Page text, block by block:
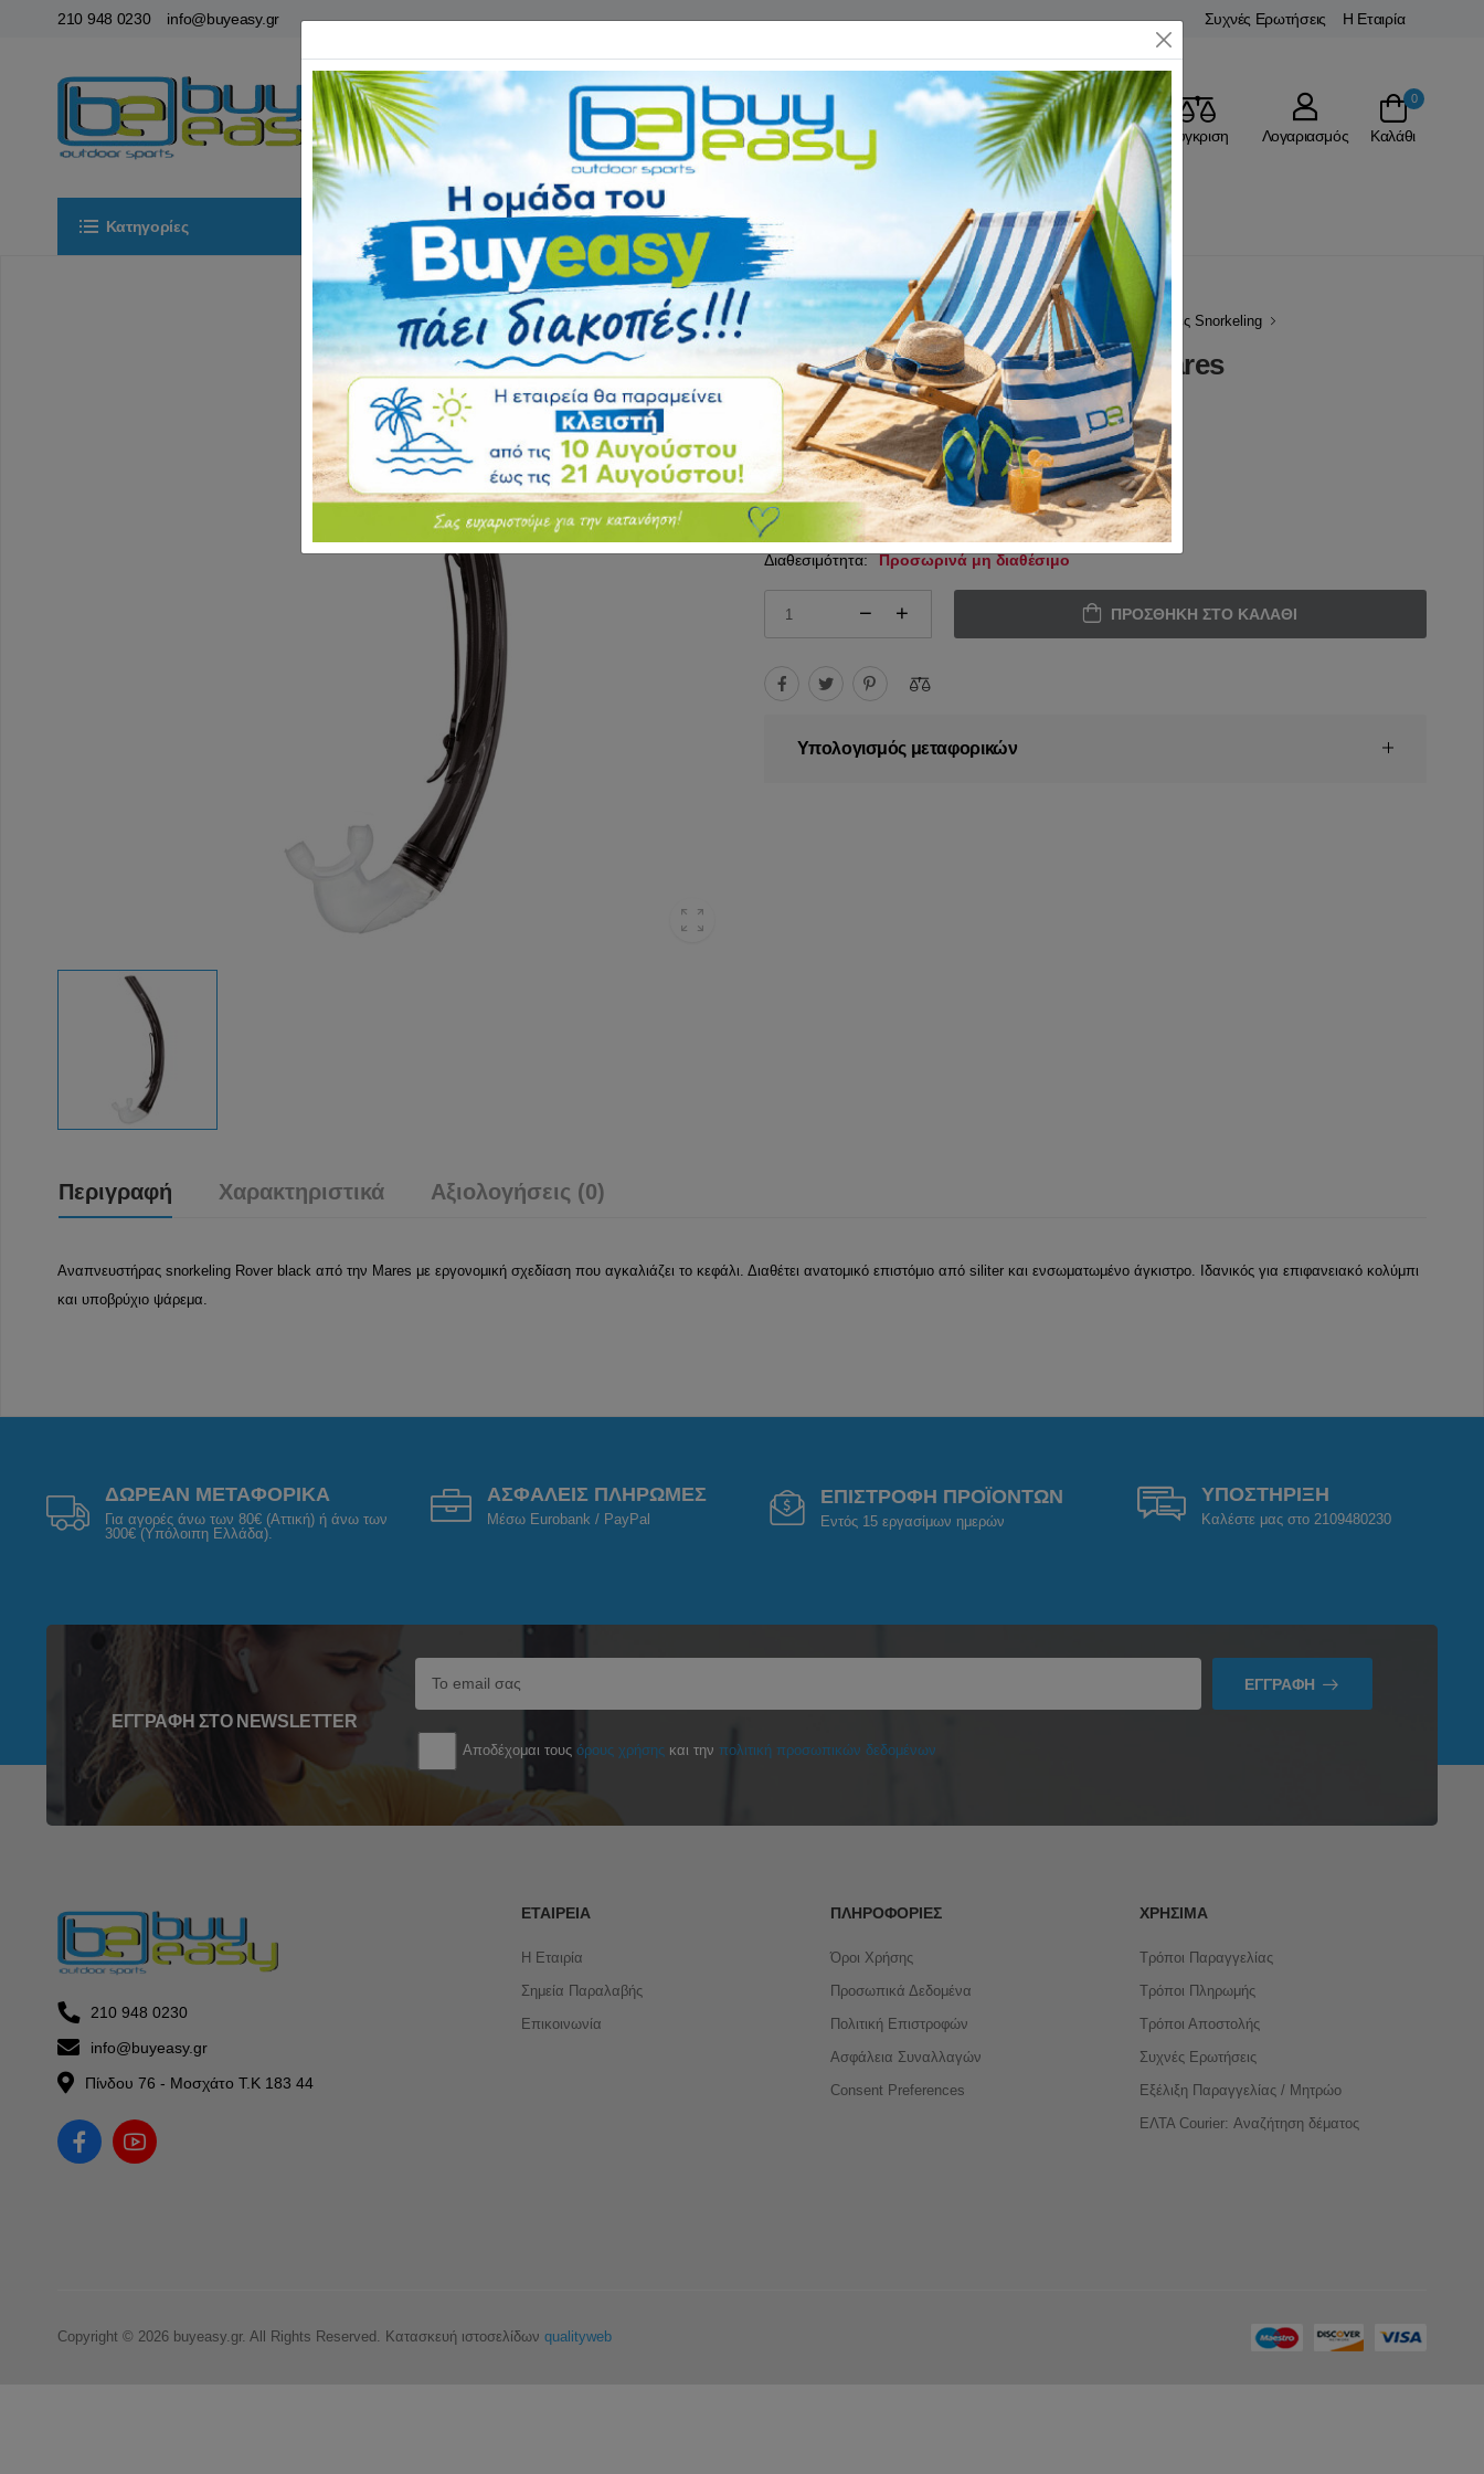
210 948 0230 info@buyeasy.gr Συχνές Ερωτήσεις Η Εταιρία
Αγαπημένα Σύγκριση Λογαριασμός
0
Καλάθι
Κατηγορίες Αρχική ΕΙΔΗ CAMPING Επικοινωνία
Αρχική ΨΑΡΕΜΑ - ΚΑΤΑΔΥΣΗ Snorkeling Αναπνευστήρες Snorkeling
Αναπνευστήρας Rover Black Mares
Αξιολόγηση: (0 Αξιολογήσεις)
Κωδικός1103135
8.95€ 10.00€
Διαθεσιμότητα: Προσωρινά μη διαθέσιμο
ΠΡΟΣΘΉΚΗ ΣΤΟ ΚΑΛΆΘΙ
Υπολογισμός μεταφορικών
Περιγραφή Χαρακτηριστικά Αξιολογήσεις (0)
Αναπνευστήρας snorkeling Rover black από την Mares με εργονομική σχεδίαση που αγκαλιάζει το κεφάλι. Διαθέτει ανατομικό επιστόμιο από siliter και ενσωματωμένο άγκιστρο. Ιδανικός για επιφανειακό κολύμπι
και υποβρύχιο ψάρεμα.
ΔΩΡΕΑΝ ΜΕΤΑΦΟΡΙΚΑ
Για αγορές άνω των 80€ (Αττική) ή άνω των
300€ (Υπόλοιπη Ελλάδα).
ΑΣΦΑΛΕΙΣ ΠΛΗΡΩΜΕΣ
Μέσω Eurobank / PayPal
ΕΠΙΣΤΡΟΦΗ ΠΡΟΪΟΝΤΩΝ
Εντός 15 εργασίμων ημερών
ΥΠΟΣΤΗΡΙΞΗ
Καλέστε μας στο 2109480230
ΕΓΓΡΑΦΉ ΣΤΟ NEWSLETTER
ΕΓΓΡΑΦΉ
Αποδέχομαι τουςόρους χρήσης και τηνπολιτική προσωπικών δεδομένων
210 948 0230
info@buyeasy.gr
Πίνδου 76 - Μοσχάτο Τ.Κ 183 44
ΕΤΑΙΡΕΊΑ
Η Εταιρία
Σημεία Παραλαβής
Επικοινωνία
ΠΛΗΡΟΦΟΡΊΕΣ
Όροι Χρήσης
Προσωπικά Δεδομένα
Πολιτική Επιστροφών
Ασφάλεια Συναλλαγών
Consent Preferences
ΧΡΉΣΙΜΑ
Τρόποι Παραγγελίας
Τρόποι Πληρωμής
Τρόποι Αποστολής
Συχνές Ερωτήσεις
Εξέλιξη Παραγγελίας / Μητρώο
ΕΛΤΑ Courier: Αναζήτηση δέματος
Copyright © 2026 buyeasy.gr. All Rights Reserved. Κατασκευή ιστοσελίδων qualityweb
Close